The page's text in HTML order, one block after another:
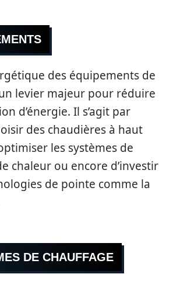
des équipements de
levier majeur pour réduire
d’énergie. Il s’agit par
des chaudières à haut
les systèmes de
chaleur ou encore d’investir
de pointe comme la
DE CHAUFFAGE